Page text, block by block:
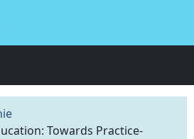
Towards Practice-